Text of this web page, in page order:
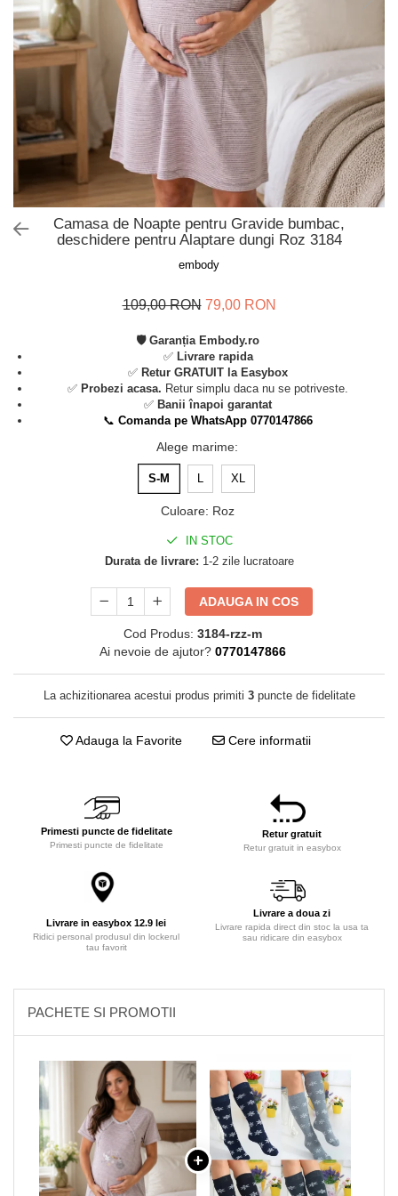
Rochii de plaja
Sort baie barbati
Pijamale copii
Pijamale bebelusi
Pijamale salopeta copii
Pijamale cocolino copii
Pijamale bumbac copii
Pijamale cuplu
Pijamale Craciun
Pijamale cocolino cuplu
Pijamale familie
Pijamale finetCamasa de Noapte pentru Gravide bumbac,
deschidere pentru Alaptare dungi Roz 3184
embody
109,00 RON 79,00 RON
🛡️ Garanția Embody.ro
✅ Livrare rapida
✅ Retur GRATUIT la Easybox
✅ Probezi acasa. Retur simplu daca nu se potriveste.
✅ Banii înapoi garantat
📞 Comanda pe WhatsApp 0770147866
Alege marime:
S-M L XL
Culoare: Roz
IN STOC
Durata de livrare: 1-2 zile lucratoare
ADAUGA IN COS
Cod Produs: 3184-rzz-m
Ai nevoie de ajutor? 0770147866
La achizitionarea acestui produs primiti 3puncte de fidelitate
Adauga la Favorite Cere informatii
Primesti puncte de fidelitate
Primesti puncte de fidelitate
Retur gratuit
Retur gratuit in easybox
Livrare in easybox 12.9 lei
Ridici personal produsul din lockerul
tau favorit
Livrare a doua zi
Livrare rapida direct din stoc la usa ta
sau ridicare din easybox
PACHETE SI PROMOTII